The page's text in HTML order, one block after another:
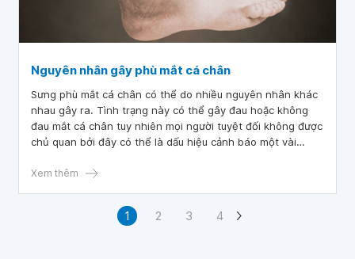
Nguyên nhân gây phù mắt cá chân
Sưng phù mắt cá chân có thể do nhiều nguyên nhân khác
nhau gây ra. Tình trạng này có thể gây đau hoặc không
đau mắt cá chân tuy nhiên mọi người tuyệt đối không được
chủ quan bởi đây có thể là dấu hiệu cảnh báo một vài
Xem thêm
1 2 3 4